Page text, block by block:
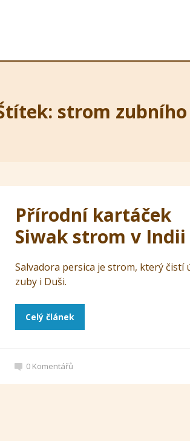
strom
Přírodní kartáček
Siwak strom v Indii
Salvadora persica je strom, který čistí
zuby i Duši.
Celý článek
0 Komentářů